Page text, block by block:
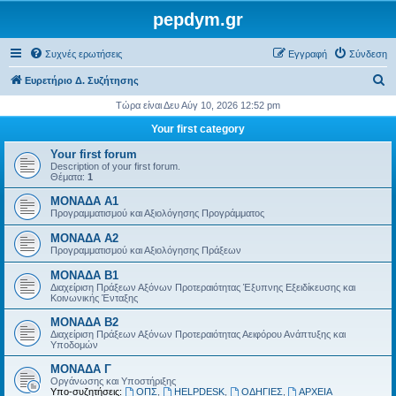
pepdym.gr
Συχνές ερωτήσεις Σύνδεση
Εγγραφή
Ευρετήριο Δ. Συζήτησης
ζ
τ
σ
Τώρα είναι Δευ Αύγ 10, 2026 12:52 pm
Your first category
Your first forum
Description of your first forum.
Θέματα: 1
ΜΟΝΑΔΑ Α1
Προγραμματισμού και Αξιολόγησης Προγράμματος
ΜΟΝΑΔΑ Α2
Προγραμματισμού και Αξιολόγησης Πράξεων
ΜΟΝΑΔΑ Β1
Διαχείριση Πράξεων Αξόνων Προτεραιότητας Έξυπνης Εξειδίκευσης και
Κοινωνικής Ένταξης
ΜΟΝΑΔΑ Β2
Διαχείριση Πράξεων Αξόνων Προτεραιότητας Αειφόρου Ανάπτυξης και
Υποδομών
ΜΟΝΑΔΑ Γ
Οργάνωσης και Υποστήριξης
Υπο-συζητήσεις:
ΟΠΣ HELPDESK, ΟΔΗΓΙΕΣ ΑΡΧΕΙΑ